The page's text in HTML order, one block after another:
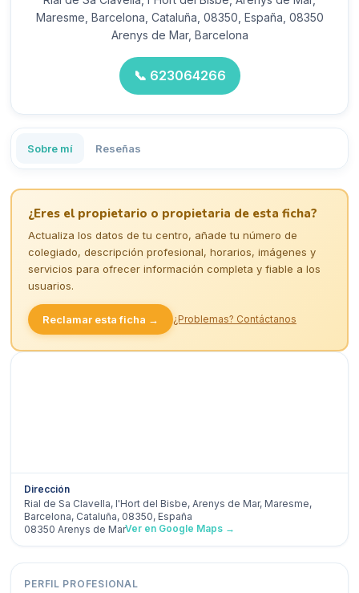
Maresme, Barcelona, Cataluña, 08350, España, 08350
Arenys de Mar, Barcelona
📞 623064266
Sobre mí Reseñas
¿Eres el propietario o propietaria de esta ficha?
Actualiza los datos de tu centro, añade tu número de
colegiado, descripción profesional, horarios, imágenes y
servicios para ofrecer información completa y fiable a los
usuarios.
Reclamar esta ficha → ¿Problemas? Contáctanos
Ver en Google Maps →
Dirección
Rial de Sa Clavella, l'Hort del Bisbe, Arenys de Mar, Maresme,
Barcelona, Cataluña, 08350, España
08350 Arenys de Mar
PERFIL PROFESIONAL